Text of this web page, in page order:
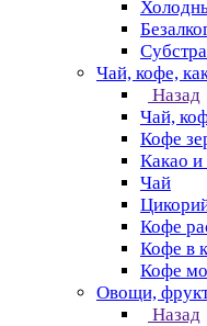
Чай, кофе,
Назад
Чай,
Кофе
Какао и
Чай
Кофе
Кофе в
Кофе
Овощи,
Назад